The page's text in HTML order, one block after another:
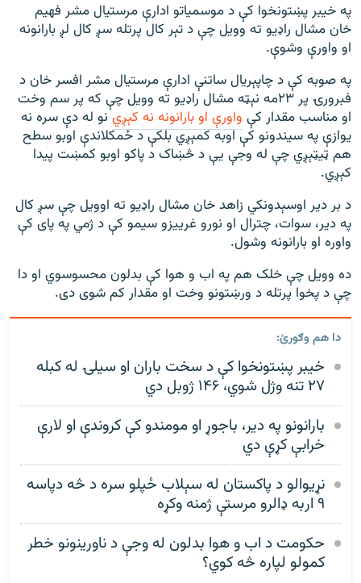
په خیبر پښتونخوا کې د موسمیاتو ادارې مرستیال مشر فهیم
خان مشال راډیو ته وویل چې د تېر کال پرتله سږ کال لږ بارانونه
او واورې وشوې.
په صوبه کې د چاپېریال ساتنې ادارې مرستیال مشر افسر خان د
فبرورۍ پر ۲۳مه نېټه مشال راډیو ته وویل چې که پر سم وخت
او مناسب مقدار کې واورې او بارانونه نه کېږي نو له دې سره نه
یوازې په سیندونو کې اوبه کمېږي بلکې د ځمکلاندې اوبو سطح
هم ټیټېږي چې له وجې یې د څښاک د پاکو اوبو کمښت پیدا
کېږي.
د بر دیر اوسېدونکي زاهد خان مشال راډیو ته اوویل چې سږ کال
په دیر، سوات، چترال او نورو غرییزو سیمو کې د ژمي په پای کې
واوره او بارانونه وشول.
ده وویل چې خلک هم په اب و هوا کې بدلون محسوسوي او دا
چې د پخوا پرتله د ورښتونو وخت او مقدار کم شوی دی.
دا هم وګورئ:
خیبر پښتونخوا کې د سخت باران او سیلۍ له کبله
۲۷ تنه وژل شوي، ۱۴۶ ژوبل دي
بارانونو په دیر، باجوړ او مومندو کې کروندې او لارې
خرابې کړې دي
نړيوالو د پاکستان له سېلاب ځپلو سره د څه دپاسه
۹ اربه ډالرو مرستې ژمنه وکړه
حکومت د اب و هوا بدلون له وجې د ناورینونو خطر
کمولو لپاره څه کوي؟